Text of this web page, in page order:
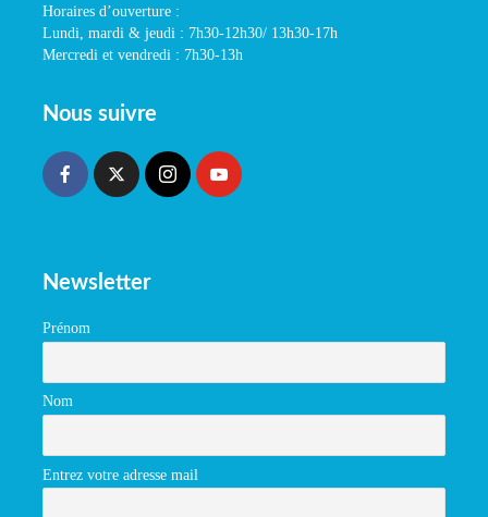
Horaires d’ouverture :
Lundi, mardi & jeudi : 7h30-12h30/ 13h30-17h
Mercredi et vendredi : 7h30-13h
Nous suivre
Newsletter
Prénom
Nom
Entrez votre adresse mail